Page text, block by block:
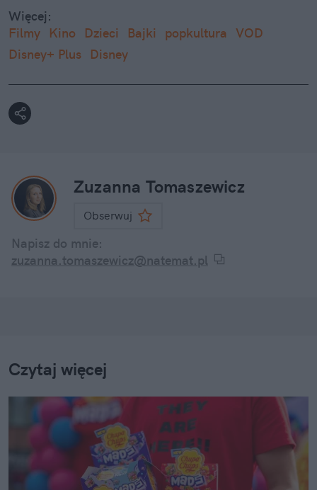
Więcej:
Filmy
Kino Dzieci Bajki popkultura VOD
Disney+ Plus
Disney
Zuzanna Tomaszewicz
Obserwuj
Napisz do mnie:
zuzanna.tomaszewicz@natemat.pl
Czytaj więcej